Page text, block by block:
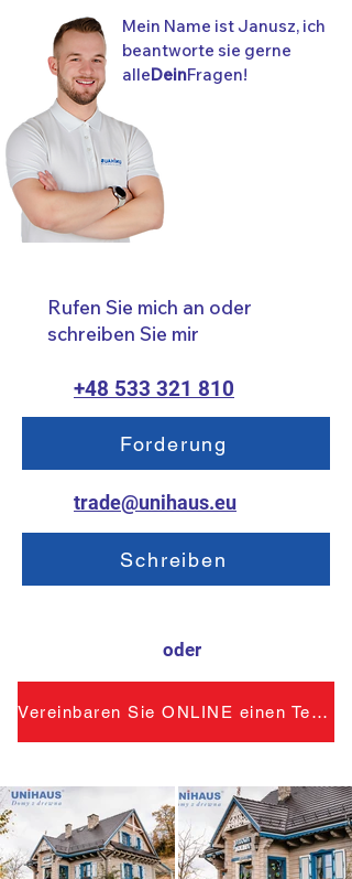
Mein Name ist Janusz, ich
beantworte sie gerne
alleDeinFragen!
Rufen Sie mich an oder
schreiben Sie mir
+48 533 321 810
Forderung
trade@unihaus.eu
Schreiben
oder
Vereinbaren Sie ONLINE einen Termin